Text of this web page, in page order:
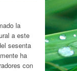
la
a este
sesenta
ha
con